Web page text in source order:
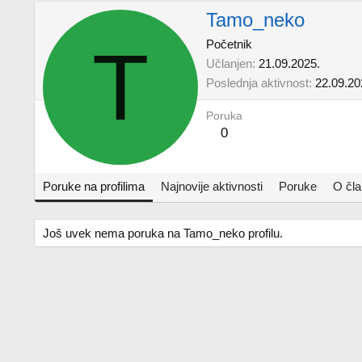
T
Tamo_neko
Početnik
Učlanjen 21.09.2025.
Poslednja aktivnost
Poruka
0
Poruke na profilima Najnovije aktivnosti Poruke O
Još uvek nema poruka na Tamo_neko profilu.